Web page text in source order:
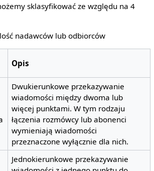
sklasyfikować ze względu na 4
nadawców lub odbiorców
Opis
Dwukierunkowe przekazywanie
wiadomości między dwoma lub
więcej punktami. W tym rodzaju
łączenia rozmówcy lub abonenci
wymieniają wiadomości
przeznaczone wyłącznie dla nich.
Jednokierunkowe przekazywanie